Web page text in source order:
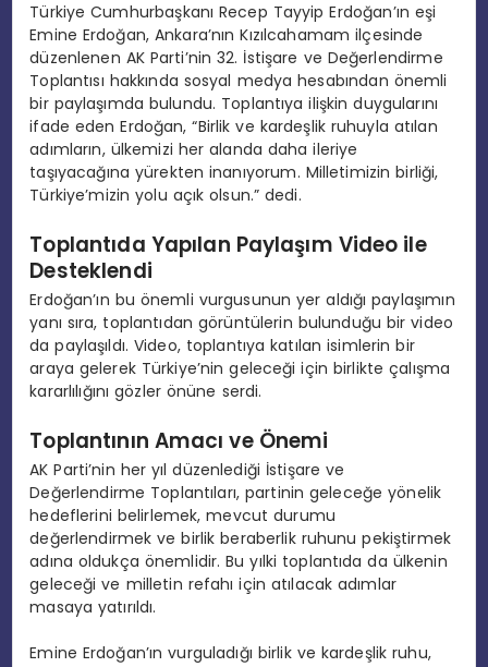
Türkiye Cumhurbaşkanı Recep Tayyip Erdoğan’ın eşi
Emine Erdoğan, Ankara’nın Kızılcahamam ilçesinde
düzenlenen AK Parti’nin 32. İstişare ve Değerlendirme
Toplantısı hakkında sosyal medya hesabından önemli
bir paylaşımda bulundu. Toplantıya ilişkin duygularını
ifade eden Erdoğan, “Birlik ve kardeşlik ruhuyla atılan
adımların, ülkemizi her alanda daha ileriye
taşıyacağına yürekten inanıyorum. Milletimizin birliği,
Türkiye’mizin yolu açık olsun.” dedi.
Toplantıda Yapılan Paylaşım Video ile
Desteklendi
Erdoğan’ın bu önemli vurgusunun yer aldığı paylaşımın
yanı sıra, toplantıdan görüntülerin bulunduğu bir video
da paylaşıldı. Video, toplantıya katılan isimlerin bir
araya gelerek Türkiye’nin geleceği için birlikte çalışma
kararlılığını gözler önüne serdi.
Toplantının Amacı ve Önemi
AK Parti’nin her yıl düzenlediği İstişare ve
Değerlendirme Toplantıları, partinin geleceğe yönelik
hedeflerini belirlemek, mevcut durumu
değerlendirmek ve birlik beraberlik ruhunu pekiştirmek
adına oldukça önemlidir. Bu yılki toplantıda da ülkenin
geleceği ve milletin refahı için atılacak adımlar
masaya yatırıldı.
Emine Erdoğan’ın vurguladığı birlik ve kardeşlik ruhu,